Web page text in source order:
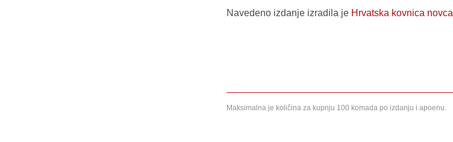
Navedeno izdanje izradila je Hrvatska kovnica novca
Maksimalna je količina za kupnju 100 komada po izdanju i apoenu.